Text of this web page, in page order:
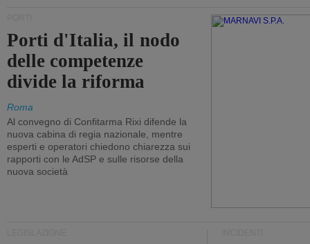
Porti d'Italia, il nodo
delle competenze
divide la riforma
Roma
Al convegno di Confitarma Rixi difende la
nuova cabina di regia nazionale, mentre
esperti e operatori chiedono chiarezza sui
rapporti con le AdSP e sulle risorse della
nuova società